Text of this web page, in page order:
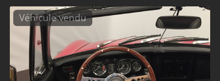
Véhicule vendu